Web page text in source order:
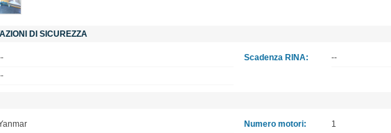
DI SICUREZZA
Scadenza RINA:
--
Numero motori:
1